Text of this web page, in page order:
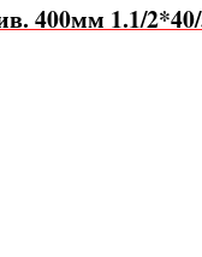
400мм 1.1/